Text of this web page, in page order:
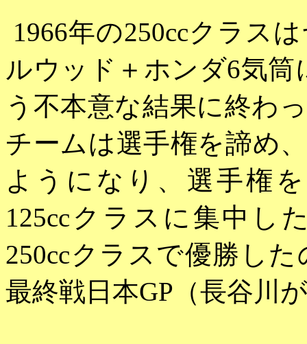
1966年の250ccクラス
ルウッド＋ホンダ6気筒
う不本意な結果に終わ
チームは選手権を諦め
ようになり、選手権
125ccクラスに集中し
250ccクラスで優勝し
最終戦日本GP（長谷川